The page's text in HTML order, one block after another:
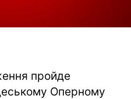
пройде
Оперному